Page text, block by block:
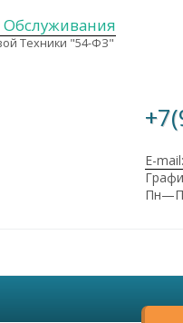
Обслуживания
Техники "54-ФЗ"
E-